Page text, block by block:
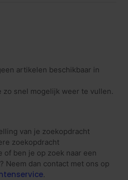
artikelen beschikbaar in
zo snel mogelijk weer te vullen.
van je zoekopdracht
zoekopdracht
of ben je op zoek naar een
Neem dan contact met ons op
.